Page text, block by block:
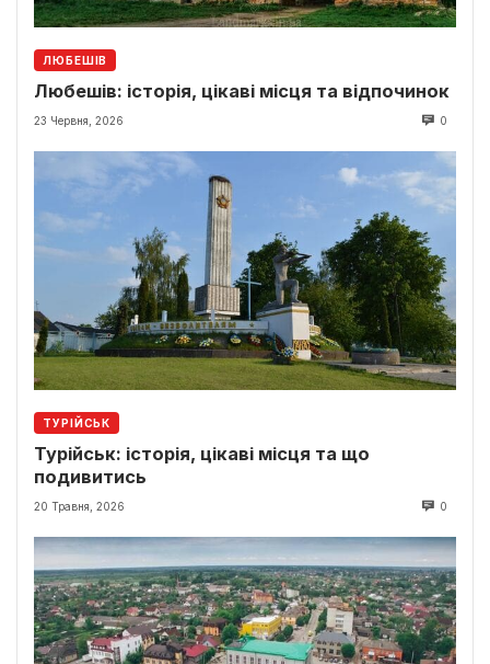
ЛЮБЕШІВ
Любешів: історія, цікаві місця та відпочинок
23 Червня, 2026 0
ТУРІЙСЬК
Турійськ: історія, цікаві місця та що
подивитись
20 Травня, 2026 0